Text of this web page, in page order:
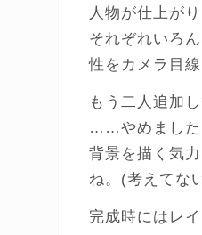
人物が仕上がり
それぞれいろ
性をカメラ目
もう二人追加
……やめました
背景を描く気
ね。(考えてな
完成時にはレ